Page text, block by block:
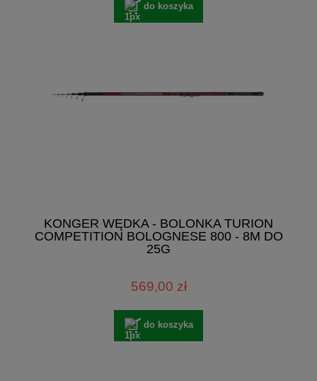
do koszyka
KONGER WĘDKA - BOLONKA TURION
COMPETITION BOLOGNESE 800 - 8M DO
25G
569,00 zł
do koszyka